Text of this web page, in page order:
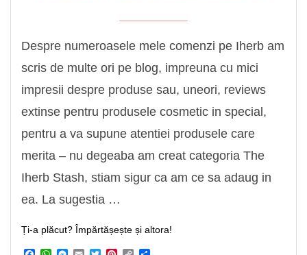
Despre numeroasele mele comenzi pe Iherb am
scris de multe ori pe blog, impreuna cu mici
impresii despre produse sau, uneori, reviews
extinse pentru produsele cosmetic in special,
pentru a va supune atentiei produsele care
merita – nu degeaba am creat categoria The
Iherb Stash, stiam sigur ca am ce sa adaug in
ea. La sugestia …
Ți-a plăcut? Împărtășește și altora!